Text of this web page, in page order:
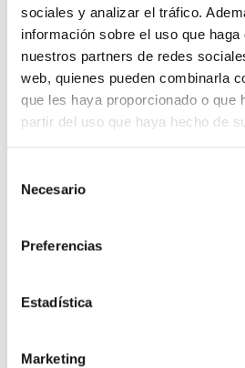
sociales y analizar el tráfico.
información sobre el uso que
nuestros partners de redes
web, quienes pueden combinarla
que les haya proporcionado o que
partir del uso que haya hecho de
Necesario
Preferencias
Estadística
Marketing
Why Is Word of Mouth
Important?
(BNI Global)
Thu, 06 August 2026
instead of a real growth
happens on the side while the
done elsewhere. In reality,
better than almost anything
precisely because it doesn’t